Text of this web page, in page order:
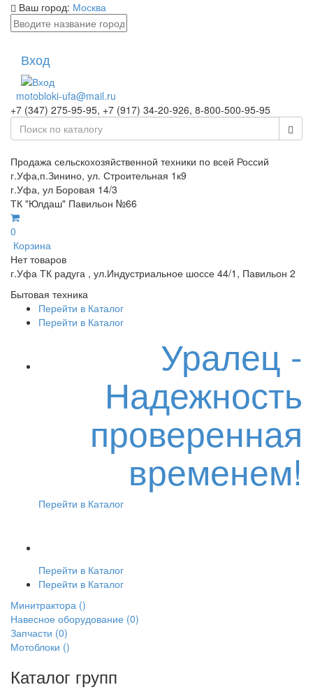
Ваш город: Москва
Вход
motobloki-ufa@mail.ru
+7 (347) 275-95-95, +7 (917) 34-20-926, 8-800-500-95-95
Продажа сельскохозяйственной техники по всей Россий
г.Уфа,п.Зинино, ул. Строительная 1к9
г.Уфа, ул Боровая 14/3
ТК "Юлдаш" Павильон №66
0
Корзина
Нет товаров
г.Уфа ТК радуга , ул.Индустриальное шоссе 44/1, Павильон 2
Бытовая техника
Перейти в Каталог
Перейти в Каталог
Уралец -
Надежность
проверенная
временем!
Перейти в Каталог
Перейти в Каталог
Перейти в Каталог
Минитрактора ()
Навесное оборудование (0)
Запчасти (0)
Мотоблоки ()
Каталог групп